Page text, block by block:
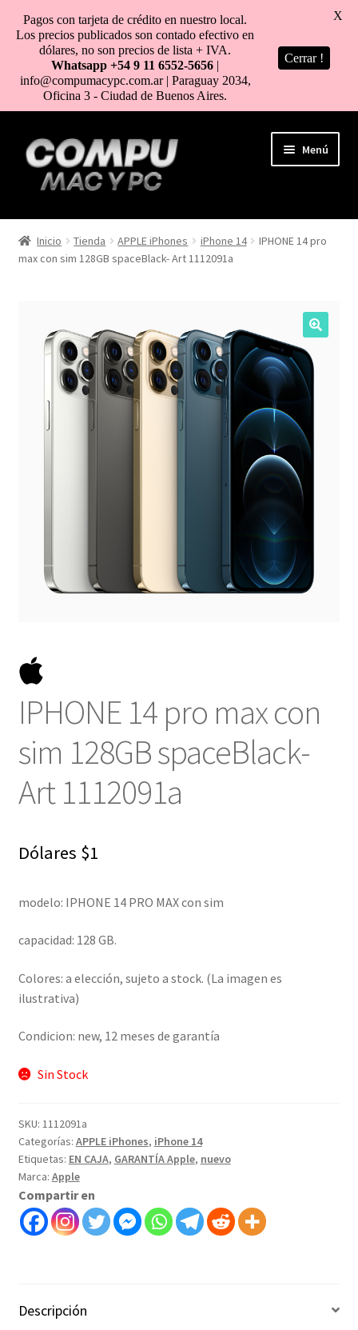
al
contenido
Menú
HOME
TIENDA
MI CUENTA
NOSOTROS
SERVICIOS
Inicio Tienda APPLE iPhones iPhone 14
IPHONE 14 pro
max con sim 128GB spaceBlack- Art 1112091a
IPHONE 14 pro max con
sim 128GB spaceBlack-
Art 1112091a
Dólares $1
modelo: IPHONE 14 PRO MAX con sim
capacidad: 128 GB.
Colores: a elección, sujeto a stock. (La imagen es
ilustrativa)
Condicion: new, 12 meses de garantía
Sin Stock
SKU: 1112091a
Categorías: APPLE iPhones, iPhone 14
Etiquetas: EN CAJA, GARANTÍA Apple, nuevo
Marca: Apple
Compartir en
Descripción
Pagos con tarjeta de crédito en nuestro local.
Los precios publicados son contado efectivo en
dólares, no son precios de lista + IVA.
Whatsapp +54 9 11 6552-5656 |
info@compumacypc.com.ar | Paraguay 2034,
Oficina 3 - Ciudad de Buenos Aires.
Cerrar !
X